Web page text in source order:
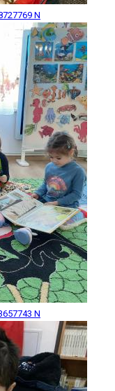
N
N